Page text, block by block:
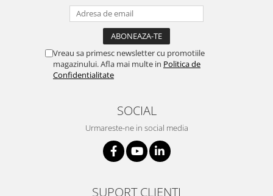
Vreau sa primesc newsletter cu promotiile
magazinului. Afla mai multe in Politica de
Confidentialitate
SOCIAL
Urmareste-ne in social media
SUPORT CLIENTI